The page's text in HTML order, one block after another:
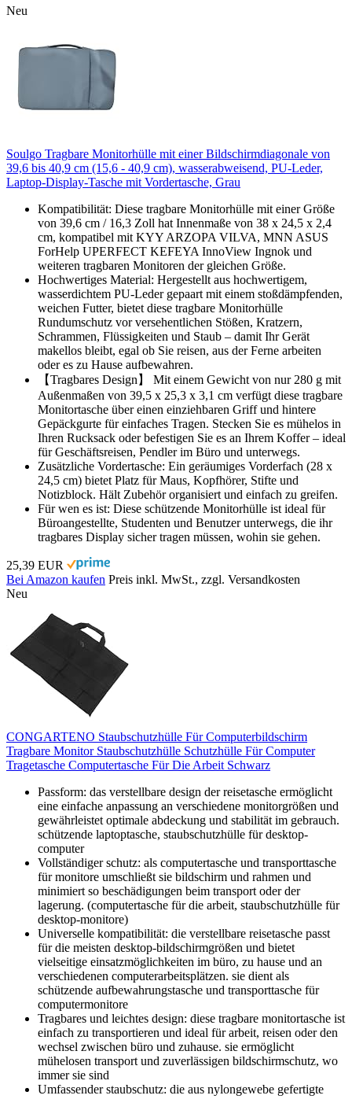
Neu
Soulgo Tragbare Monitorhülle mit einer Bildschirmdiagonale von
39,6 bis 40,9 cm (15,6 - 40,9 cm), wasserabweisend, PU-Leder,
Laptop-Display-Tasche mit Vordertasche, Grau
Kompatibilität: Diese tragbare Monitorhülle mit einer Größe
von 39,6 cm / 16,3 Zoll hat Innenmaße von 38 x 24,5 x 2,4
cm, kompatibel mit KYY ARZOPA VILVA, MNN ASUS
ForHelp UPERFECT KEFEYA InnoView Ingnok und
weiteren tragbaren Monitoren der gleichen Größe.
Hochwertiges Material: Hergestellt aus hochwertigem,
wasserdichtem PU-Leder gepaart mit einem stoßdämpfenden,
weichen Futter, bietet diese tragbare Monitorhülle
Rundumschutz vor versehentlichen Stößen, Kratzern,
Schrammen, Flüssigkeiten und Staub – damit Ihr Gerät
makellos bleibt, egal ob Sie reisen, aus der Ferne arbeiten
oder es zu Hause aufbewahren.
【Tragbares Design】 Mit einem Gewicht von nur 280 g mit
Außenmaßen von 39,5 x 25,3 x 3,1 cm verfügt diese tragbare
Monitortasche über einen einziehbaren Griff und hintere
Gepäckgurte für einfaches Tragen. Stecken Sie es mühelos in
Ihren Rucksack oder befestigen Sie es an Ihrem Koffer – ideal
für Geschäftsreisen, Pendler im Büro und unterwegs.
Zusätzliche Vordertasche: Ein geräumiges Vorderfach (28 x
24,5 cm) bietet Platz für Maus, Kopfhörer, Stifte und
Notizblock. Hält Zubehör organisiert und einfach zu greifen.
Für wen es ist: Diese schützende Monitorhülle ist ideal für
Büroangestellte, Studenten und Benutzer unterwegs, die ihr
tragbares Display sicher tragen müssen, wohin sie gehen.
25,39 EUR
Bei Amazon kaufen Preis inkl. MwSt., zzgl. Versandkosten
Neu
CONGARTENO Staubschutzhülle Für Computerbildschirm
Tragbare Monitor Staubschutzhülle Schutzhülle Für Computer
Tragetasche Computertasche Für Die Arbeit Schwarz
Passform: das verstellbare design der reisetasche ermöglicht
eine einfache anpassung an verschiedene monitorgrößen und
gewährleistet optimale abdeckung und stabilität im gebrauch.
schützende laptoptasche, staubschutzhülle für desktop-
computer
Vollständiger schutz: als computertasche und transporttasche
für monitore umschließt sie bildschirm und rahmen und
minimiert so beschädigungen beim transport oder der
lagerung. (computertasche für die arbeit, staubschutzhülle für
desktop-monitore)
Universelle kompatibilität: die verstellbare reisetasche passt
für die meisten desktop-bildschirmgrößen und bietet
vielseitige einsatzmöglichkeiten im büro, zu hause und an
verschiedenen computerarbeitsplätzen. sie dient als
schützende aufbewahrungstasche und transporttasche für
computermonitore
Tragbares und leichtes design: diese tragbare monitortasche ist
einfach zu transportieren und ideal für arbeit, reisen oder den
wechsel zwischen büro und zuhause. sie ermöglicht
mühelosen transport und zuverlässigen bildschirmschutz, wo
immer sie sind
Umfassender staubschutz: die aus nylongewebe gefertigte